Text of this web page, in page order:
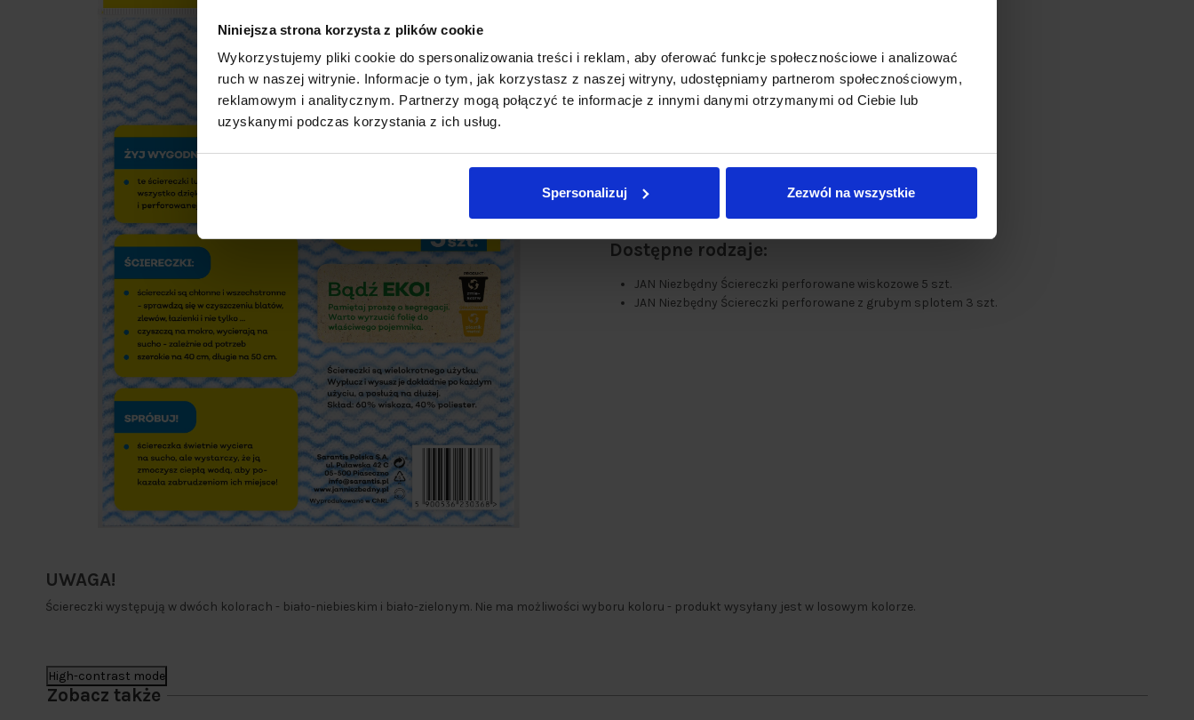
Niniejsza strona korzysta z plików cookie
Wykorzystujemy pliki cookie do spersonalizowania treści i reklam, aby oferować funkcje społecznościowe i analizować
ruch w naszej witrynie. Informacje o tym, jak korzystasz z naszej witryny, udostępniamy partnerom społecznościowym,
reklamowym i analitycznym. Partnerzy mogą połączyć te informacje z innymi danymi otrzymanymi od Ciebie lub
uzyskanymi podczas korzystania z ich usług.
Spersonalizuj Zezwól na wszystkie
Zastosowanie:
czyszczą na mokro, wycierają na sucho,
do czyszczenia wszystkich powierzchni,
do wycierania blatów, zlewów, mebli, stołów, glazury.
Dostępne rodzaje:
JAN Niezbędny Ściereczki perforowane wiskozowe 5 szt.
JAN Niezbędny Ściereczki perforowane z grubym splotem 3 szt.
UWAGA!
Ściereczki występują w dwóch kolorach - biało-niebieskim i biało-zielonym. Nie ma możliwości wyboru koloru - produkt wysyłany jest w losowym kolorze.
High-contrast mode
Zobacz także